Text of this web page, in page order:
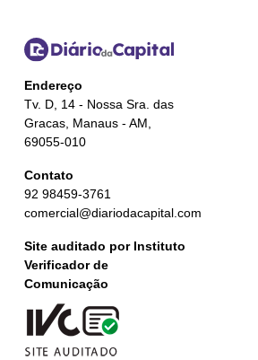
Endereço
Tv. D, 14 - Nossa Sra. das
Gracas, Manaus - AM,
69055-010
Contato
92 98459-3761
comercial@diariodacapital.com
Site auditado por Instituto
Verificador de
Comunicação